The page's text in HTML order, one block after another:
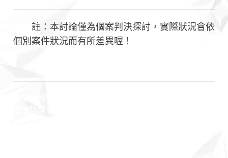
註：本討論僅為個案判決探討，實際狀況會依
個別案件狀況而有所差異喔！